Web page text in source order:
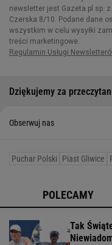
Dziękujemy za
Obserwuj nas
Puchar Polski Piast Gliwice
POLECAMY
Tak